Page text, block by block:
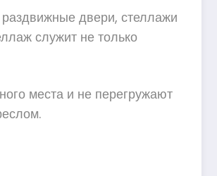
двери, стеллажи
служит не только
места и не перегружают